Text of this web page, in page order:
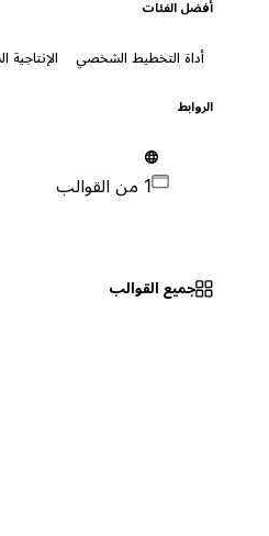
أفضل الفئات
أداة التخطيط الشخصي الإنتاجية الشخصية
جميع القوالب